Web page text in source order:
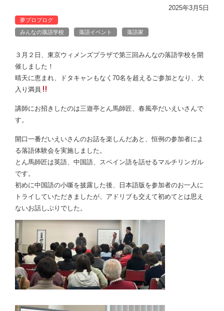
2025年3月5日
夢プロブログ
みんなの落語学校
落語イベント 落語家
３月２日、東京ウィメンズプラザで第三回みんなの落語学校を開
催しました！
晴天に恵まれ、ドタキャンもなく70名を超えるご参加となり、大
入り満員
講師にお招きしたのは三遊亭とん馬師匠、春風亭だいえいさんで
す。
開口一番だいえいさんのお話を楽しんだあと、恒例の参加者によ
る落語体験会を実施しました。
とん馬師匠は英語、中国語、スペイン語を話せるマルチリンガル
です。
初めに中国語の小噺を披露した後、日本語版を参加者のお一人に
トライしていただきましたが、アドリブも交えて初めてとは思え
ないお話しぶりでした。